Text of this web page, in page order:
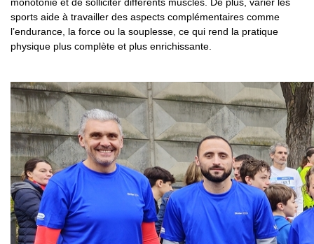
sports aide à travailler des aspects complémentaires comme
l’endurance, la force ou la souplesse, ce qui rend la pratique
physique plus complète et plus enrichissante.